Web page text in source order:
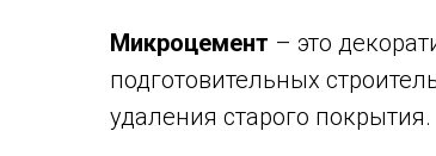
Микроцемент – это
подготовительных
удаления старого покрытия.